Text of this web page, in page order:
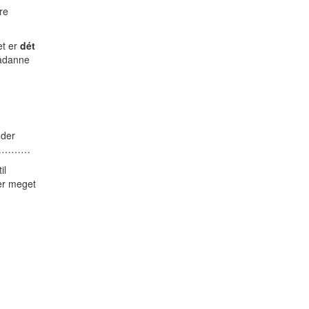
er dét
…………
meget